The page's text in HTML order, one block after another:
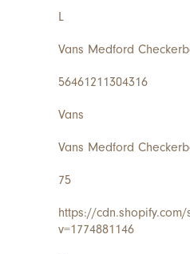
L
Vans Medford
56461211304316
Vans
Vans Medford
75
https://
v=1774881146